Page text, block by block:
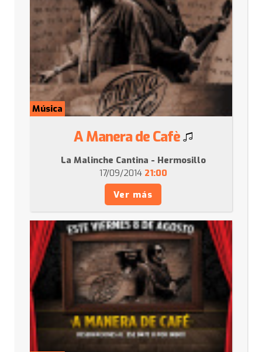
Música
A Manera de Cafè
La Malinche Cantina - Hermosillo
17/09/2014 21:00
Ver más